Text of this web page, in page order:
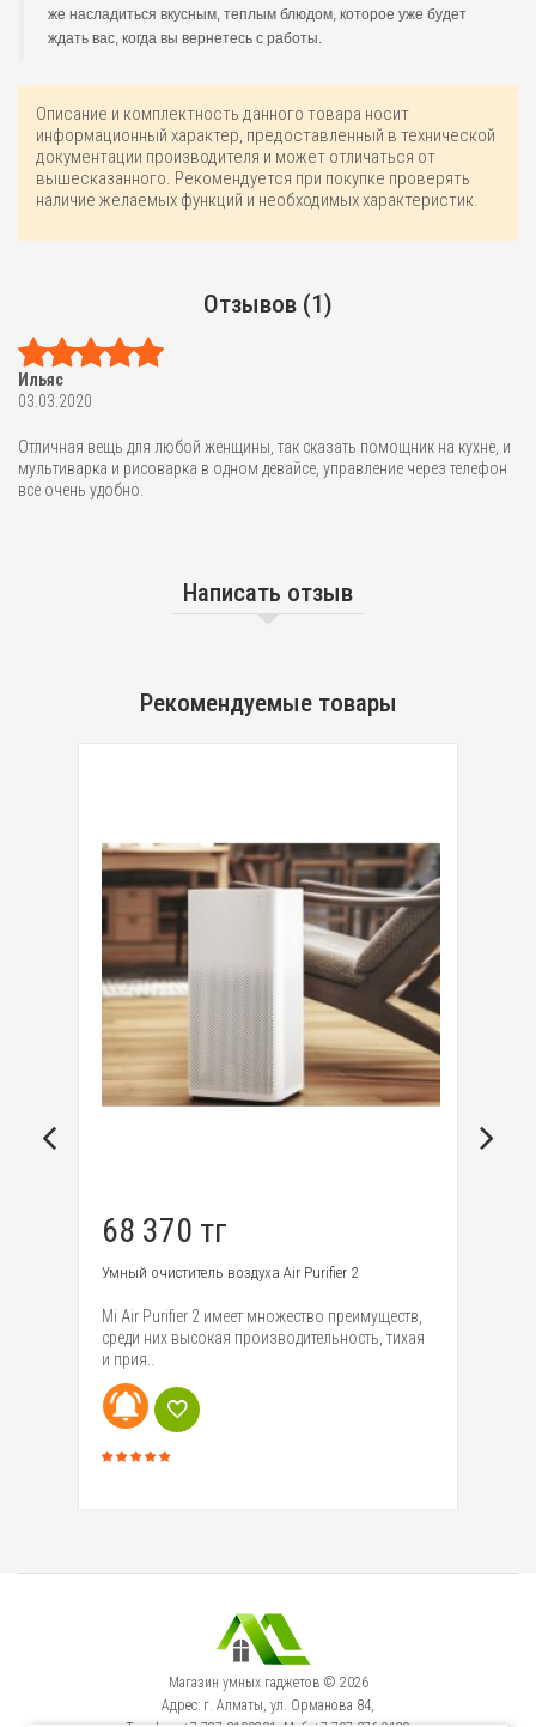
же насладиться вкусным, теплым блюдом, которое уже будет
ждать вас, когда вы вернетесь с работы.
Описание и комплектность данного товара носит
информационный характер, предоставленный в технической
документации производителя и может отличаться от
вышесказанного. Рекомендуется при покупке проверять
наличие желаемых функций и необходимых характеристик.
Отзывов (1)
Ильяс
03.03.2020
Отличная вещь для любой женщины, так сказать помощник на кухне, и
мультиварка и рисоварка в одном девайсе, управление через телефон
все очень удобно.
Написать отзыв
Рекомендуемые товары
68 370 тг
Умный очиститель воздуха Air Purifier 2
Mi Air Purifier 2 имеет множество преимуществ,
среди них высокая производительность, тихая
и прия..
Магазин умных гаджетов © 2026
Адрес: г. Алматы, ул. Орманова 84,